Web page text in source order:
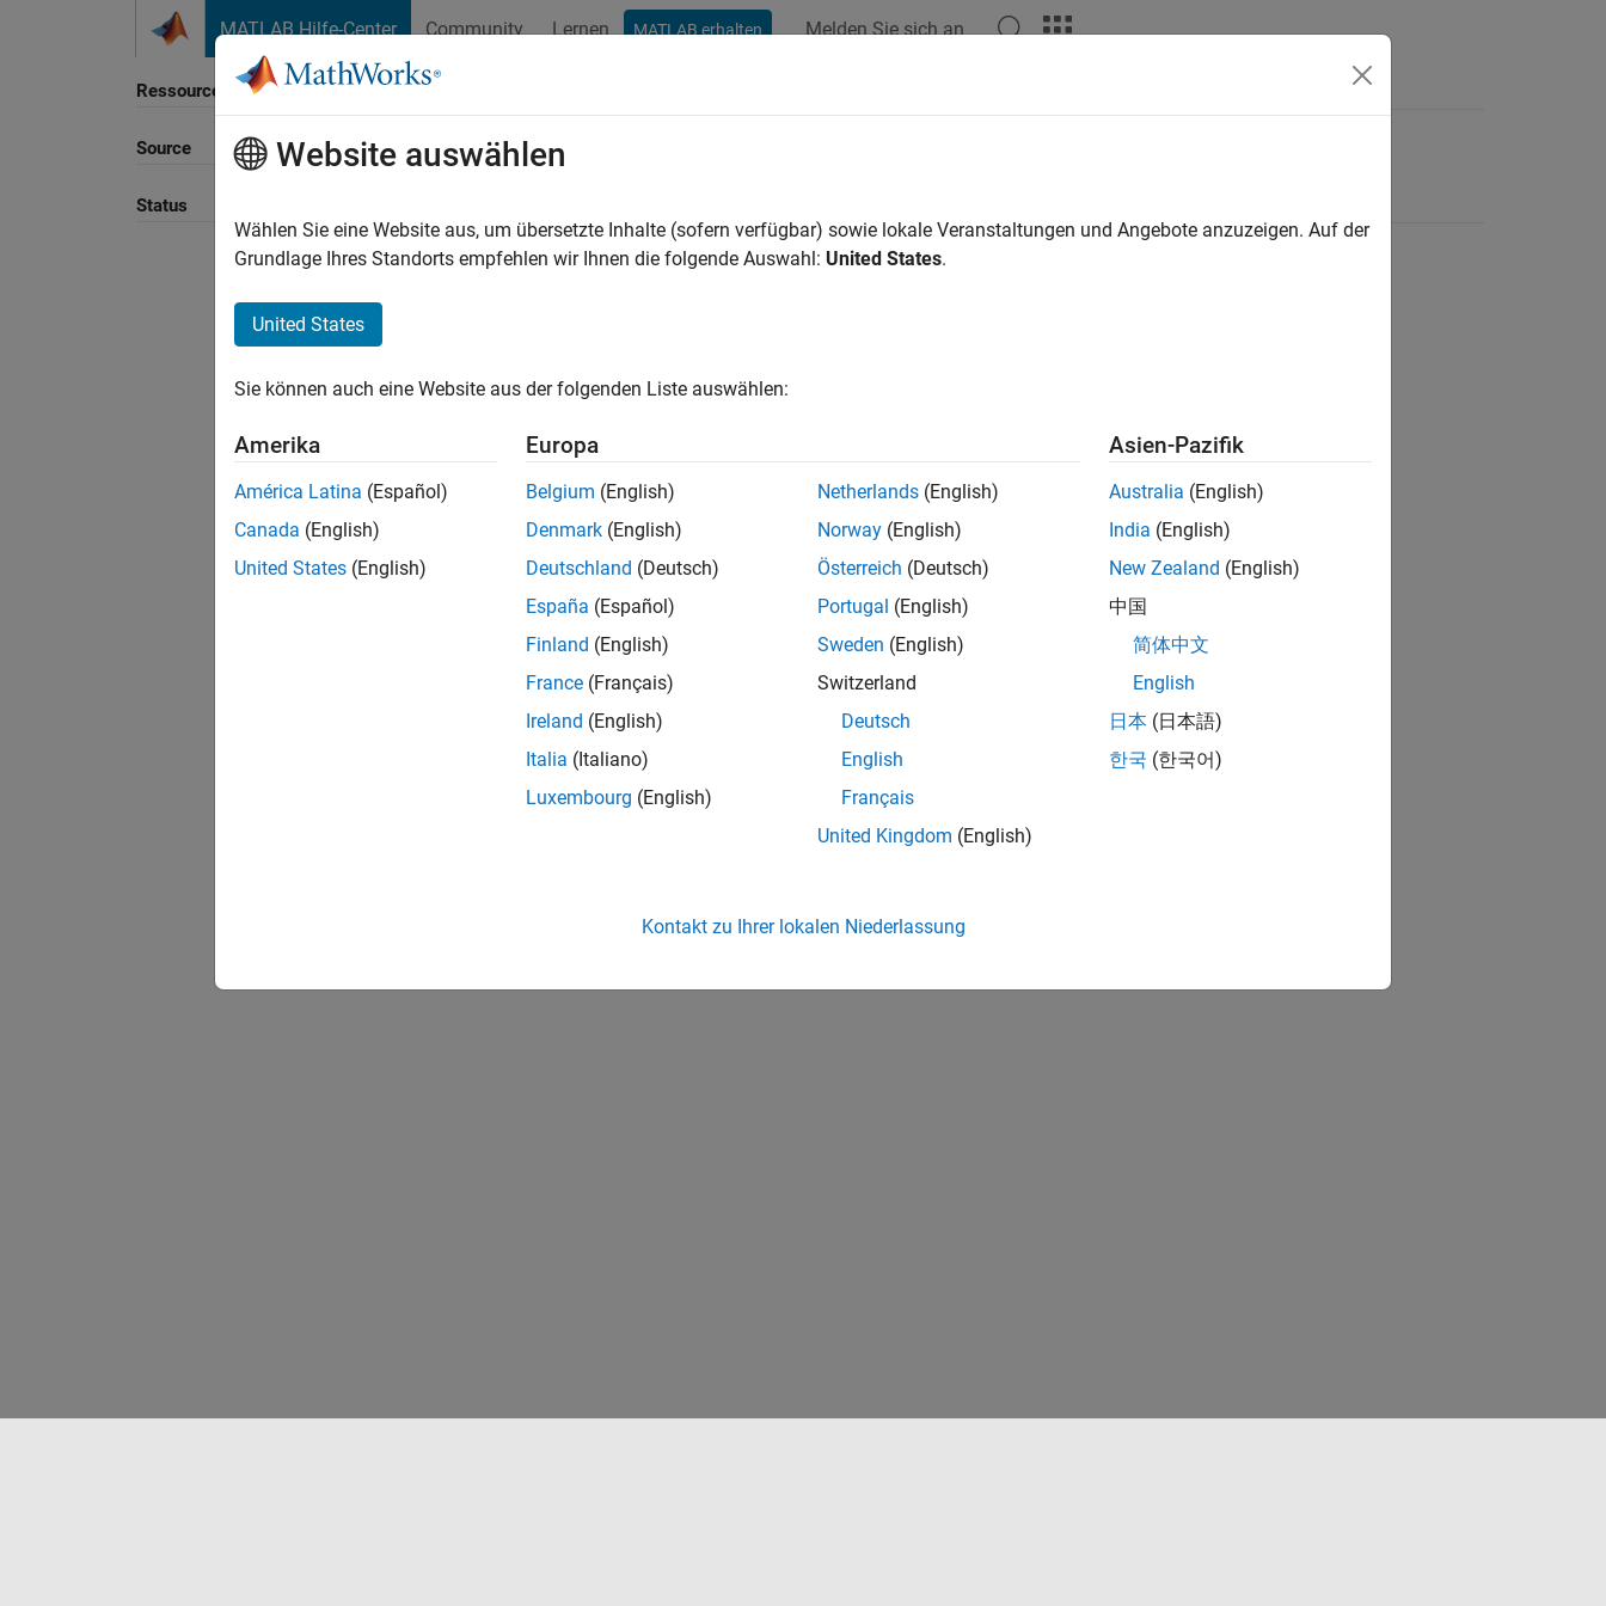
MATLAB Hilfe-Center Community Lernen MATLAB erhalten Melden Sie sich an
Ressource
Source
Status
Sortieren nach
Website auswählen
Wählen Sie eine Website aus, um übersetzte Inhalte (sofern verfügbar) sowie lokale Veranstaltungen und Angebote anzuzeigen. Auf der
Grundlage Ihres Standorts empfehlen wir Ihnen die folgende Auswahl: United States.
United States
Sie können auch eine Website aus der folgenden Liste auswählen:
Amerika
América Latina (Español)
Canada (English)
United States (English)
Europa
Belgium (English)
Denmark (English)
Deutschland (Deutsch)
España (Español)
Finland (English)
France (Français)
Ireland (English)
Italia (Italiano)
Luxembourg (English)
Netherlands (English)
Norway (English)
Österreich (Deutsch)
Portugal (English)
Sweden (English)
Switzerland
Deutsch
English
Français
United Kingdom (English)
Asien-Pazifik
Australia (English)
India (English)
New Zealand (English)
中国
简体中文
English
日本 (日本語)
한국 (한국어)
Kontakt zu Ihrer lokalen Niederlassung